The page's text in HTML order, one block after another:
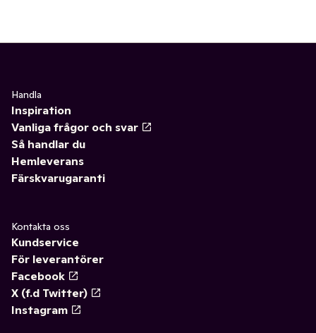
Handla
Inspiration
Vanliga frågor och svar
Så handlar du
Hemleverans
Färskvarugaranti
Kontakta oss
Kundservice
För leverantörer
Facebook
X (f.d Twitter)
Instagram